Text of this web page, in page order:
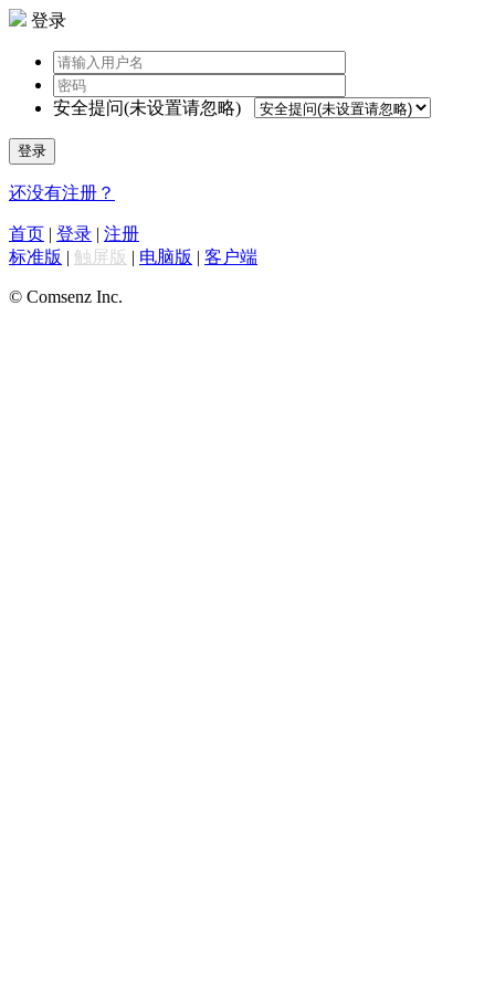
登录
安全提问(未设置请忽略)
登录
还没有注册？
首页 | 登录 | 注册
标准版 | 触屏版 | 电脑版 | 客户端
© Comsenz Inc.